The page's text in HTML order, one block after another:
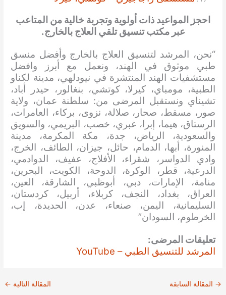
احجز المواعيد ذات أولوية وتجربة خالية من المتاعب
عبر مكتب تنسيق تلقي العلاج بالخارج.
“نحن، المرشد لتنسيق العلاج بالخارج وأفضل منسق
طبي موثوق في الهند، ونعمل مع أبرز وافضل
مستشفيات الهند المنتشرة في نيودلهي، مدينة لكناو
الطبية، مومباي، كيرلا، كوتشي، بنغالور، حيدر أباد،
تشيناي ونستقبل المرضى من: سلطنة عمان، ولاية
صور، مسقط، صحار، صلالة، نزوى، بركاء، العامرات،
الرستاق، هيما، إبرا، عبري، خصب، البريمي، والسويق
والسعودية، الرياض، جدة، مكة المكرمة، مدينة
المنورة، أبها، الدمام، حائل، جيزان، الطائف، الخرج،
وادي الدواسر، شقراء، الأفلاج، عفيف، الدوادمي،
الدرعية، قطر، الوكرة، الدوحة، الكويت، البحرين،
منامة، الإمارات، دبي، أبوظبي، الشارقة، العين،
العراق، بغداد، النجف، كربلاء، أربيل، كردستان،
السليمانية، اليمن، صنعاء، عدن، الحديدة، إب،
الخرطوم، السودان”
تعليقات المرضى:
المرشد للتنسيق الطبي – YouTube
→ المقالة السابقة المقالة التالية ←